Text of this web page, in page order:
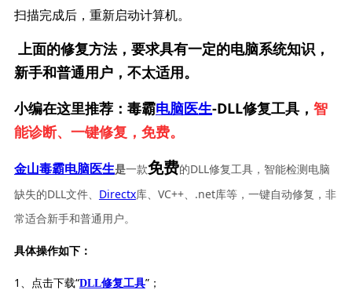
扫描完成后，重新启动计算机。
上面的修复方法，要求具有一定的电脑系统知识，
新手和普通用户，不太适用。
小编在这里推荐：毒霸电脑医生-DLL修复工具， 智
能诊断、一键修复，免费。
金山毒霸电脑医生是一款免费的DLL修复工具，智能检测电脑
缺失的DLL文件、 Directx库、VC++、.net库等，一键自动修复，非
常适合新手和普通用户。
具体操作如下：
1、点击下载“DLL修复工具”；